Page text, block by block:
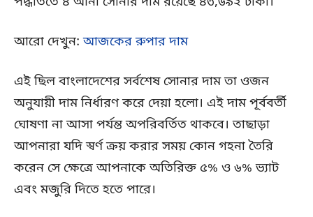
আরো দেখুন:আজকের রুপার দাম
এই ছিল বাংলাদেশের সর্বশেষ সোনার দাম তা ওজন
অনুযায়ী দাম নির্ধারণ করে দেয়া হলো। এই দাম পূর্ববর্তী
ঘোষণা না আসা পর্যন্ত অপরিবর্তিত থাকবে। তাছাড়া
আপনারা যদি স্বর্ণ ক্রয় করার সময় কোন গহনা তৈরি
করেন সে ক্ষেত্রে আপনাকে অতিরিক্ত ৫% ও ৬% ভ্যাট
এবং মজুরি দিতে হতে পারে।